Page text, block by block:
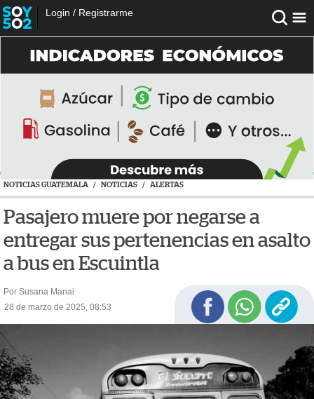
Login / Registrarme
NOTICIAS GUATEMALA / NOTICIAS / ALERTAS
Pasajero muere por negarse a
entregar sus pertenencias en asalto
a bus en Escuintla
Por Susana Manai
28 de marzo de 2025, 08:53